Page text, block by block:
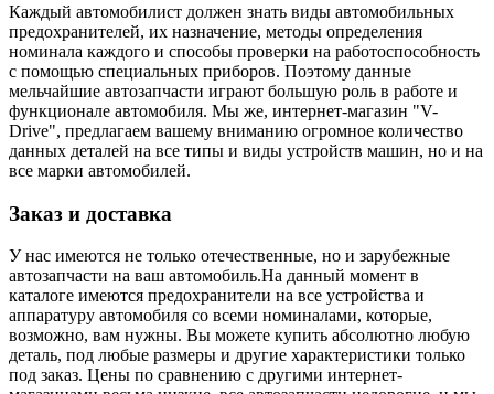
Каждый автомобилист должен знать виды автомобильных
предохранителей, их назначение, методы определения
номинала каждого и способы проверки на работоспособность
с помощью специальных приборов. Поэтому данные
мельчайшие автозапчасти играют большую роль в работе и
функционале автомобиля. Мы же, интернет-магазин "V-
Drive", предлагаем вашему вниманию огромное количество
данных деталей на все типы и виды устройств машин, но и на
все марки автомобилей.
Заказ и доставка
У нас имеются не только отечественные, но и зарубежные
автозапчасти на ваш автомобиль.На данный момент в
каталоге имеются предохранители на все устройства и
аппаратуру автомобиля со всеми номиналами, которые,
возможно, вам нужны. Вы можете купить абсолютно любую
деталь, под любые размеры и другие характеристики только
под заказ. Цены по сравнению с другими интернет-